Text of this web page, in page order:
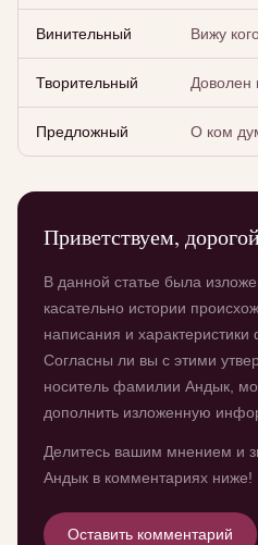
Винительный Вижу
Творительный Доволен
Предложный О ком
Приветствуем,
В данной статье была
касательно истории
написания и
Согласны ли вы с этими
носитель фамилии Андык,
дополнить изложенную
Делитесь вашим мнением и
Андык в комментариях ниже!
Оставить комментарий